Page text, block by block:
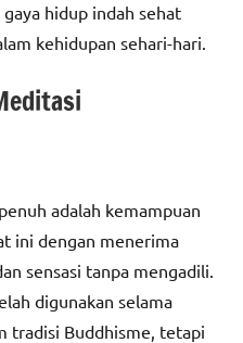
hidup indah sehat
kehidupan sehari-hari.
adalah kemampuan
ini dengan menerima
sensasi tanpa mengadili.
digunakan selama
tradisi Buddhisme, tetapi